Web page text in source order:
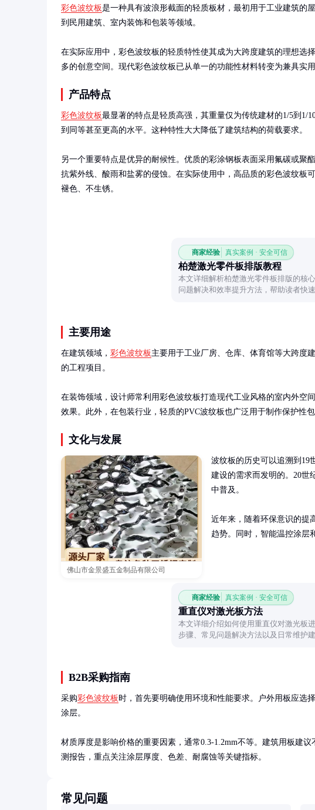
彩色波纹板是一种具有波浪形截面的轻质板材，最初用于工业建筑的
到民用建筑、室内装饰和包装等领域。
在实际应用中，彩色波纹板的轻质特性使其成为大跨度建筑的理想选
多的创意空间。现代彩色波纹板已从单一的功能性材料转变为兼具实
产品特点
彩色波纹板最显著的特点是轻质高强，其重量仅为传统建材的1/5到1/
到同等甚至更高的水平。这种特性大大降低了建筑结构的荷载要求。
另一个重要特点是优异的耐候性。优质的彩涂钢板表面采用氟碳或聚
抗紫外线、酸雨和盐雾的侵蚀。在实际使用中，高品质的彩色波纹板
褪色、不生锈。
商家经验 真实案例 · 安全可信
柏楚激光零件板排版教程
本文详细解析柏楚激光零件板排版的核
问题解决和效率提升方法，帮助读者快
主要用途
在建筑领域， 彩色波纹板 主要用于工业厂房、仓库、体育馆等大跨度
的工程项目。
在装饰领域，设计师常利用彩色波纹板打造现代工业风格的室内外空
效果。此外，在包装行业，轻质的PVC波纹板也广泛用于制作保护性包
文化与发展
佛山市金景盛五金制品有限公司
波纹板的历史可以追溯到19
建设的需求而发明的。20世
中普及。
近年来，随着环保意识的提
趋势。同时，智能温控涂层
商家经验 真实案例 · 安全可信
重直仪对激光板方法
本文详细介绍如何使用重直仪对激光板
步骤、常见问题解决方法以及日常维护
B2B采购指南
采购彩色波纹板 时，首先要明确使用环境和性能要求。户外用板应选
涂层。
材质厚度是影响价格的重要因素，通常0.3-1.2mm不等。建筑用板建
测报告，重点关注涂层厚度、色差、耐腐蚀等关键指标。
常见问题